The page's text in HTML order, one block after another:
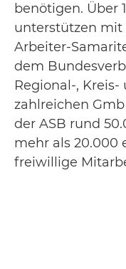
benötigen. Über
unterstützen mit
Arbeiter-
dem
Regional-,
zahlreichen
der ASB rund
mehr als 20.000
freiwillige